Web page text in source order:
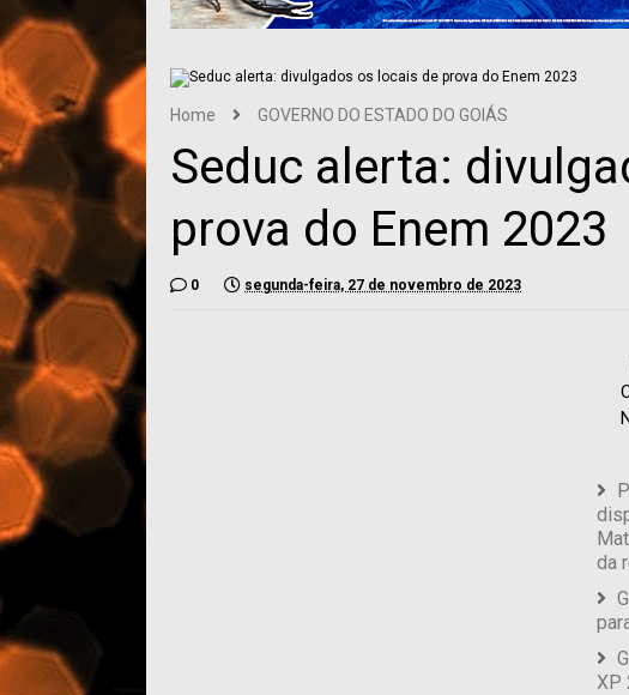
Home GOVERNO DO ESTADO DO GOIÁS
Seduc alerta:
prova do Enem 2023
0 segunda-feira, 27 de novembro de 2023
da
XP